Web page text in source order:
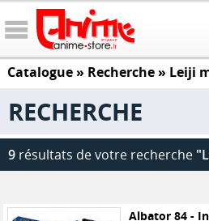
Catalogue» Recherche » Leiji
RECHERCHE
9 résultats de votre recherche
Albator 84 -